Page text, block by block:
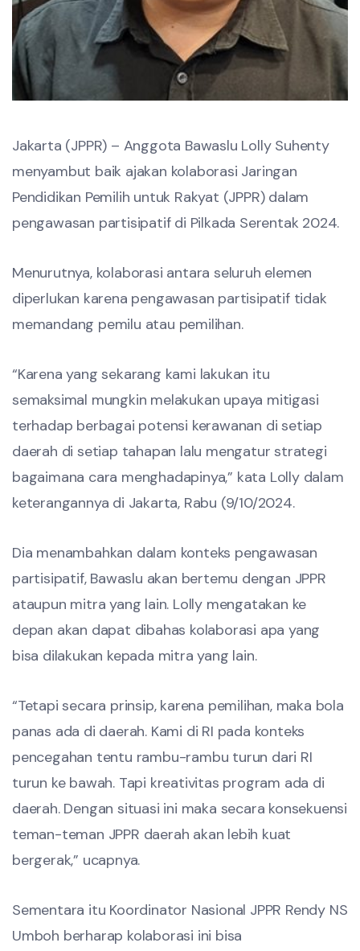
Jakarta (JPPR) – Anggota Bawaslu Lolly Suhenty
menyambut baik ajakan kolaborasi Jaringan
Pendidikan Pemilih untuk Rakyat (JPPR) dalam
pengawasan partisipatif di Pilkada Serentak 2024.
Menurutnya, kolaborasi antara seluruh elemen
diperlukan karena pengawasan partisipatif tidak
memandang pemilu atau pemilihan.
“Karena yang sekarang kami lakukan itu
semaksimal mungkin melakukan upaya mitigasi
terhadap berbagai potensi kerawanan di setiap
daerah di setiap tahapan lalu mengatur strategi
bagaimana cara menghadapinya,” kata Lolly dalam
keterangannya di Jakarta, Rabu (9/10/2024.
Dia menambahkan dalam konteks pengawasan
partisipatif, Bawaslu akan bertemu dengan JPPR
ataupun mitra yang lain. Lolly mengatakan ke
depan akan dapat dibahas kolaborasi apa yang
bisa dilakukan kepada mitra yang lain.
“Tetapi secara prinsip, karena pemilihan, maka bola
panas ada di daerah. Kami di RI pada konteks
pencegahan tentu rambu-rambu turun dari RI
turun ke bawah. Tapi kreativitas program ada di
daerah. Dengan situasi ini maka secara konsekuensi
teman-teman JPPR daerah akan lebih kuat
bergerak,” ucapnya.
Sementara itu Koordinator Nasional JPPR Rendy NS
Umboh berharap kolaborasi ini bisa